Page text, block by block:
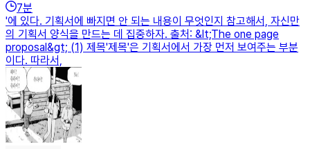
7분
'에 있다. 기획서에 빠지면 안 되는 내용이 무엇인지 참고해서, 자신만
의 기획서 양식을 만드는 데 집중하자. 출처: &lt;The one page
proposal&gt; (1) 제목'제목'은 기획서에서 가장 먼저 보여주는 부분
이다. 따라서,